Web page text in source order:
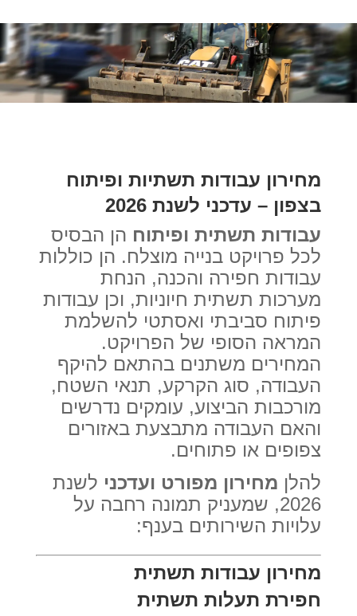
מחירון עבודות תשתיות ופיתוח
בצפון – עדכני לשנת 2026
עבודות תשתית ופיתוח הן הבסיס
לכל פרויקט בנייה מוצלח. הן כוללות
עבודות חפירה והכנה, הנחת
מערכות תשתית חיוניות, וכן עבודות
פיתוח סביבתי ואסתטי להשלמת
המראה הסופי של הפרויקט.
המחירים משתנים בהתאם להיקף
העבודה, סוג הקרקע, תנאי השטח,
מורכבות הביצוע, עומקים נדרשים
והאם העבודה מתבצעת באזורים
צפופים או פתוחים.
להלן מחירון מפורט ועדכני לשנת
2026, שמעניק תמונה רחבה על
עלויות השירותים בענף:
מחירון עבודות תשתית
חפירת תעלות תשתית